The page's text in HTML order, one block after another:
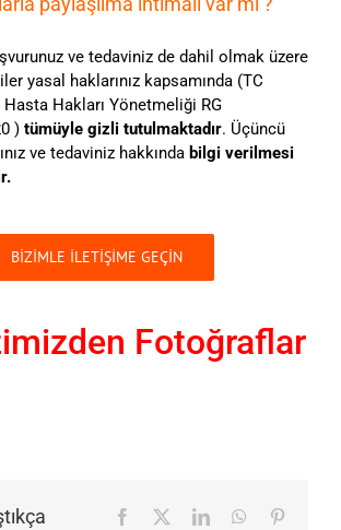
ve tedaviniz de dahil olmak üzere
yasal haklarınız kapsamında (TC
Hasta Hakları Yönetmeliği RG
) tümüyle gizli tutulmaktadır. Üçüncü
ve tedaviniz hakkında bilgi verilmesi
BİZİMLE İLETİŞİME GEÇİN
Fotoğraflar
Facebook LinkedInWhatsApp